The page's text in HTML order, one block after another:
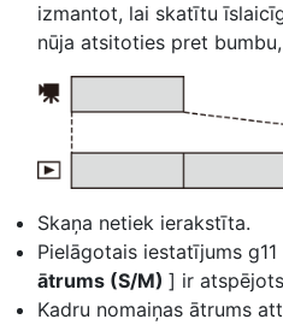
izmantot, lai skatītu
nūja atsitoties pret
Skaņa netiek ierakstīta.
Pielāgotais iestatījums g11
ātrums (S/M) ] ir
Kadru nomaiņas ātrums